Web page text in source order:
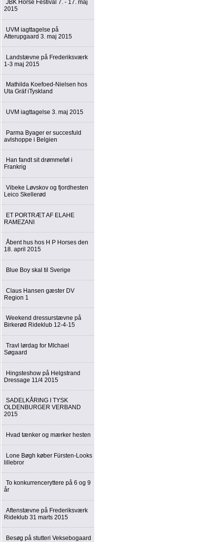
JBK Horse Festival 7. - 17. maj
2015
UVM iagttagelse på
Atterupgaard 3. maj 2015
Landstævne på Frederiksværk
1-3 maj 2015
Mathilda Koefoed-Nielsen hos
Uta Gräf iTyskland
UVM iagttagelse 3. maj 2015
Parma Byager er succesfuld
avlshoppe i Belgien
Han fandt sit drømmeføl i
Frankrig
Vibeke Løvskov og fjordhesten
Leico Skellerød
ET PORTRÆT AF ELAHE
RAMEZANI
Åbent hus hos H P Horses den
18. april 2015
Blue Boy skal til Sverige
Claus Hansen gæster DV
Region 1
Weekend dressurstævne på
Birkerød Rideklub 12-4-15
Travl lørdag for MIchael
Søgaard
Hingsteshow på Helgstrand
Dressage 11/4 2015
SADELKÅRING I TYSK
OLDENBURGER VERBAND
2015
Hvad tænker og mærker hesten
Lone Bøgh køber Fürsten-Looks
lillebror
To konkurrenceryttere på 6 og 9
år
Aftenstævne på Frederiksværk
Rideklub 31 marts 2015
Besøg på stutteri Veksebogaard